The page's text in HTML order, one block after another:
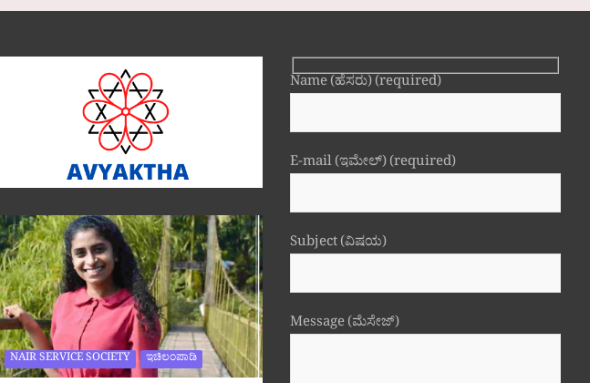
NAIR SERVICE SOCIETY ಇಚಿಲಂಪಾಡಿ
Name (ಹೆಸರು) (required)
E-mail (ಇಮೇಲ್) (required)
Subject (ವಿಷಯ)
Message (ಮೆಸೇಜ್)